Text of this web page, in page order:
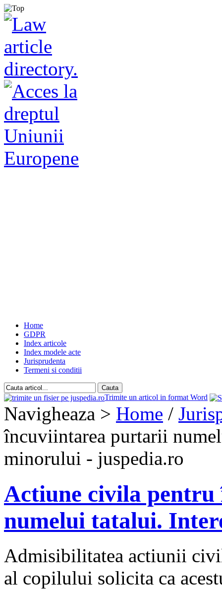
Home
GDPR
Index articole
Index modele acte
Jurisprudenta
Termeni si conditii
Trimite un articol in format Word
Navigheaza > Home /
încuviintarea purtarii
minorului - juspedia.ro
Actiune civila
numelui tatalui.
Admisibilitatea actiunii
al copilului solicita ca